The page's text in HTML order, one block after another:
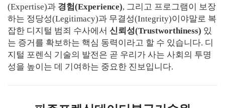
(Expertise)과 경험(Experience), 그리고 프로그램이 보장
하는 정당성(Legitimacy)과 무결성(Integrity)이야말로 복
잡한 디지털 범죄 수사에서 신뢰성(Trustworthiness) 있
는 증거를 확보하는 핵심 동력이라고 할 수 있습니다. 디
지털 포렌식 기술의 발전은 곧 우리가 사는 사회의 투명
성을 높이는 데 기여하는 중요한 진보입니다.